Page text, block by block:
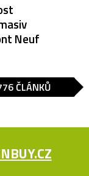
Neuf
ČLÁNKŮ